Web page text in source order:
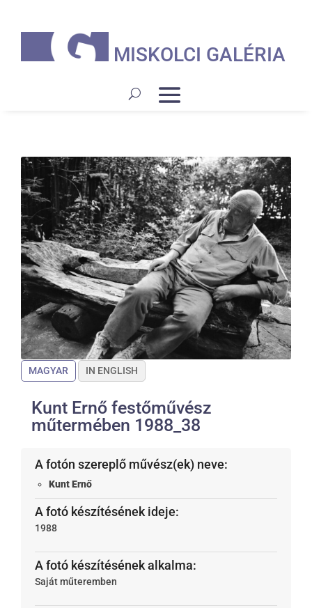
MISKOLCI GALÉRIA
MAGYAR IN ENGLISH
Kunt Ernő festőművész
műtermében 1988_38
A fotón szereplő művész(ek) neve:
Kunt Ernő
A fotó készítésének ideje:
1988
A fotó készítésének alkalma:
Saját műteremben